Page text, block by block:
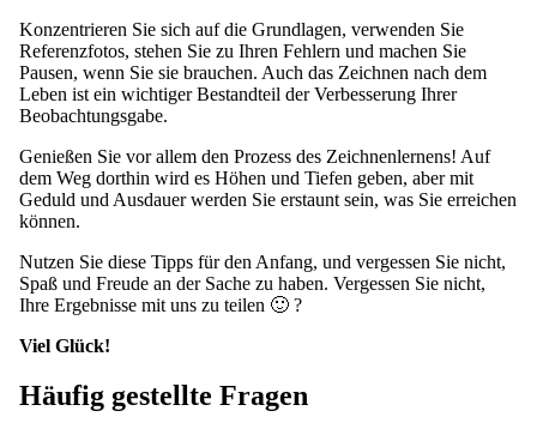
Konzentrieren Sie sich auf die Grundlagen, verwenden Sie
Referenzfotos, stehen Sie zu Ihren Fehlern und machen Sie
Pausen, wenn Sie sie brauchen. Auch das Zeichnen nach dem
Leben ist ein wichtiger Bestandteil der Verbesserung Ihrer
Beobachtungsgabe.
Genießen Sie vor allem den Prozess des Zeichnenlernens! Auf
dem Weg dorthin wird es Höhen und Tiefen geben, aber mit
Geduld und Ausdauer werden Sie erstaunt sein, was Sie erreichen
können.
Nutzen Sie diese Tipps für den Anfang, und vergessen Sie nicht,
Spaß und Freude an der Sache zu haben. Vergessen Sie nicht,
Ihre Ergebnisse mit uns zu teilen 🙂 ?
Viel Glück!
Häufig gestellte Fragen